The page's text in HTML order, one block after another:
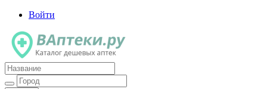
Войти
Каталог дешевых аптек